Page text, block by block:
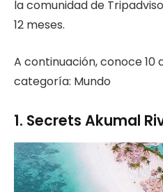
la comunidad de
12 meses.
A continuación, conoce 10
categoría: Mundo
1. Secrets Akumal